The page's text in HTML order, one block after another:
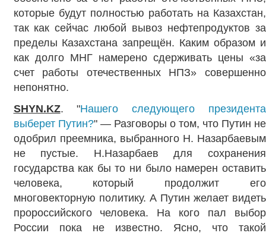
которые будут полностью работать на Казахстан,
так как сейчас любой вывоз нефтепродуктов за
пределы Казахстана запрещён. Каким образом и
как долго МНГ намерено сдерживать цены «за
счет работы отечественных НПЗ» совершенно
непонятно.
SHYN.KZ. "Нашего следующего президента
выберет Путин?" — Разговоры о том, что Путин не
одобрил преемника, выбранного Н. Назарбаевым
не пустые. Н.Назарбаев для сохранения
государства как бы то ни было намерен оставить
человека, который продолжит его
многовекторную политику. А Путин желает видеть
пророссийского человека. На кого пал выбор
России пока не известно. Ясно, что такой